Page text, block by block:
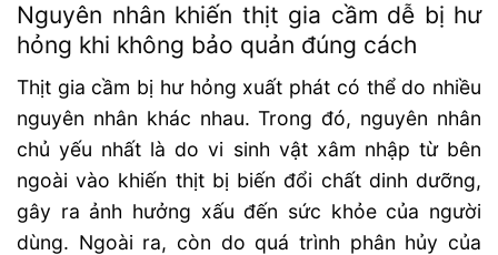
Nguyên nhân khiến thịt gia cầm dễ bị hư
hỏng khi không bảo quản đúng cách
Thịt gia cầm bị hư hỏng xuất phát có thể do nhiều
nguyên nhân khác nhau. Trong đó, nguyên nhân
chủ yếu nhất là do vi sinh vật xâm nhập từ bên
ngoài vào khiến thịt bị biến đổi chất dinh dưỡng,
gây ra ảnh hưởng xấu đến sức khỏe của người
dùng. Ngoài ra, còn do quá trình phân hủy của